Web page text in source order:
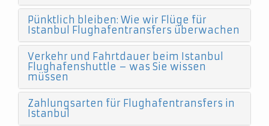
Pünktlich bleiben: Wie wir Flüge für
Istanbul Flughafentransfers überwachen
Verkehr und Fahrtdauer beim Istanbul
Flughafenshuttle – was Sie wissen
müssen
Zahlungsarten für Flughafentransfers in
Istanbul